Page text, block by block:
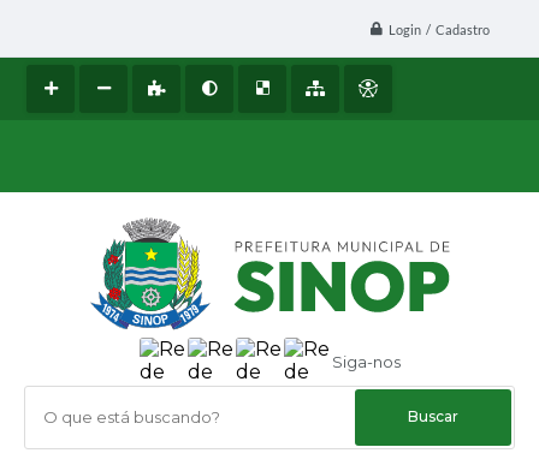
Login / Cadastro
Siga-nos
O que está buscando?